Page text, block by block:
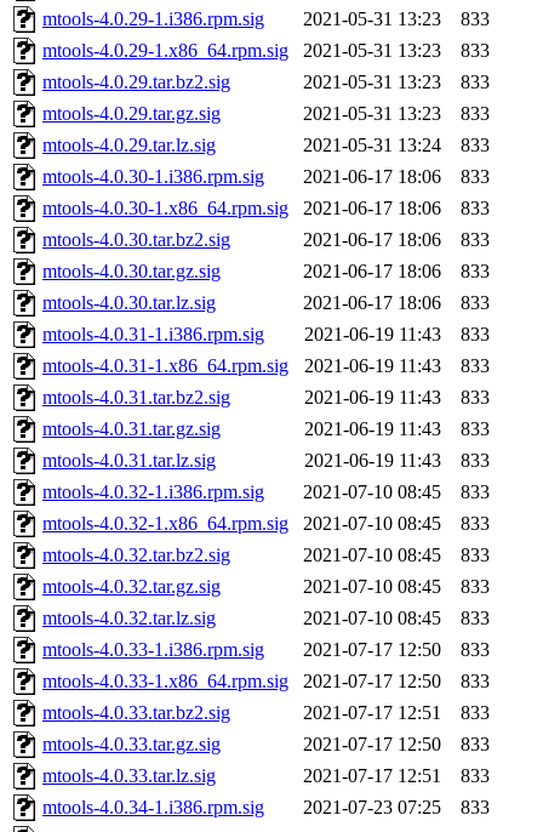
mtools-4.0.29-1.i386.rpm.sig
2021-05-31 13:23
833
mtools-4.0.29-1.x86_64.rpm.sig
2021-05-31 13:23
833
mtools-4.0.29.tar.bz2.sig
2021-05-31 13:23
833
mtools-4.0.29.tar.gz.sig
2021-05-31 13:23
833
mtools-4.0.29.tar.lz.sig
2021-05-31 13:24
833
mtools-4.0.30-1.i386.rpm.sig
2021-06-17 18:06
833
mtools-4.0.30-1.x86_64.rpm.sig
2021-06-17 18:06
833
mtools-4.0.30.tar.bz2.sig
2021-06-17 18:06
833
mtools-4.0.30.tar.gz.sig
2021-06-17 18:06
833
mtools-4.0.30.tar.lz.sig
2021-06-17 18:06
833
mtools-4.0.31-1.i386.rpm.sig
2021-06-19 11:43
833
mtools-4.0.31-1.x86_64.rpm.sig
2021-06-19 11:43
833
mtools-4.0.31.tar.bz2.sig
2021-06-19 11:43
833
mtools-4.0.31.tar.gz.sig
2021-06-19 11:43
833
mtools-4.0.31.tar.lz.sig
2021-06-19 11:43
833
mtools-4.0.32-1.i386.rpm.sig
2021-07-10 08:45
833
mtools-4.0.32-1.x86_64.rpm.sig
2021-07-10 08:45
833
mtools-4.0.32.tar.bz2.sig
2021-07-10 08:45
833
mtools-4.0.32.tar.gz.sig
2021-07-10 08:45
833
mtools-4.0.32.tar.lz.sig
2021-07-10 08:45
833
mtools-4.0.33-1.i386.rpm.sig
2021-07-17 12:50
833
mtools-4.0.33-1.x86_64.rpm.sig
2021-07-17 12:50
833
mtools-4.0.33.tar.bz2.sig
2021-07-17 12:51
833
mtools-4.0.33.tar.gz.sig
2021-07-17 12:50
833
mtools-4.0.33.tar.lz.sig
2021-07-17 12:51
833
mtools-4.0.34-1.i386.rpm.sig
2021-07-23 07:25
833